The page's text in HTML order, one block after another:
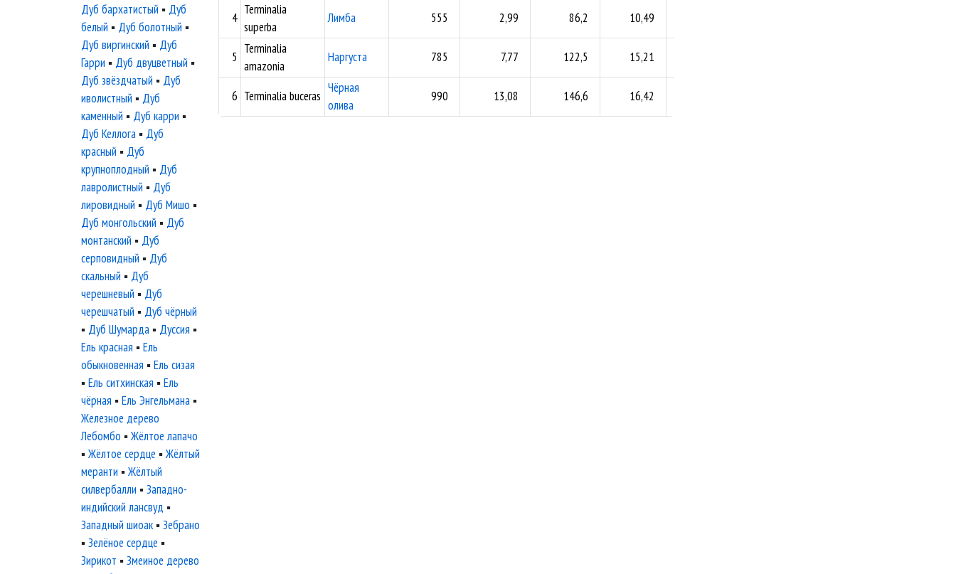
4
Terminalia
superba
Лимба 555 2,99 86,2 10,49
5
Terminalia
amazonia
Наргуста 785 7,77 122,5 15,21
6 Terminalia buceras
Чёрная
олива
990 13,08 146,6 16,42
Дуб бархатистый ▪ Дуб
белый ▪ Дуб болотный ▪
Дуб виргинский ▪ Дуб
Гарри ▪ Дуб двуцветный ▪
Дуб звёздчатый ▪ Дуб
иволистный ▪ Дуб
каменный ▪ Дуб карри ▪
Дуб Келлога ▪ Дуб
красный ▪ Дуб
крупноплодный ▪ Дуб
лавролистный ▪ Дуб
лировидный ▪ Дуб Мишо ▪
Дуб монгольский ▪ Дуб
монтанский ▪ Дуб
серповидный ▪ Дуб
скальный ▪ Дуб
черешневый ▪ Дуб
черешчатый ▪ Дуб чёрный
▪ Дуб Шумарда ▪ Дуссия ▪
Ель красная ▪Ель
обыкновенная ▪Ель сизая
▪Ель ситхинская ▪Ель
чёрная ▪Ель Энгельмана ▪
Железное дерево
Лебомбо ▪Жёлтое лапачо
▪Жёлтое сердце ▪Жёлтый
меранти ▪Жёлтый
силвербалли ▪Западно-
индийский лансвуд ▪
Западный шиоак ▪Зебрано
▪Зелёное сердце ▪
Зирикот ▪Змеиное дерево